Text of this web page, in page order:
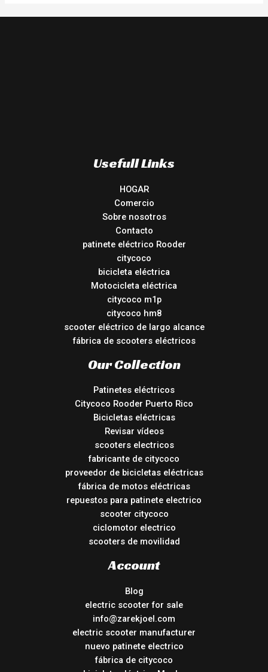
Usefull Links
HOGAR
Comercio
Sobre nosotros
Contacto
patinete eléctrico Rooder
citycoco
bicicleta eléctrica
Motocicleta eléctrica
citycoco m1p
citycoco hm8
scooter eléctrico de largo alcance
fábrica de scooters eléctricos
Our Collection
Patinetes eléctricos
Citycoco Rooder Puerto Rico
Bicicletas eléctricas
Revisar vídeos
scooters electricos
fabricante de citycoco
proveedor de bicicletas eléctricas
fábrica de motos eléctricas
repuestos para patinete electrico
scooter citycoco
ciclomotor electrico
scooters de movilidad
Account
Blog
electric scooter for sale
info@zarekjoel.com
electric scooter manufacturer
nuevo patinete electrico
fábrica de citycoco